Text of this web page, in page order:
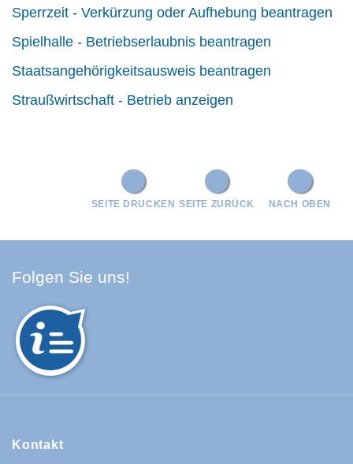
Sperrzeit - Verkürzung oder Aufhebung beantragen
Spielhalle - Betriebserlaubnis beantragen
Staatsangehörigkeitsausweis beantragen
Straußwirtschaft - Betrieb anzeigen
NACH OBEN
SEITE ZURÜCK
SEITE DRUCKEN
Folgen Sie uns!
Kontakt